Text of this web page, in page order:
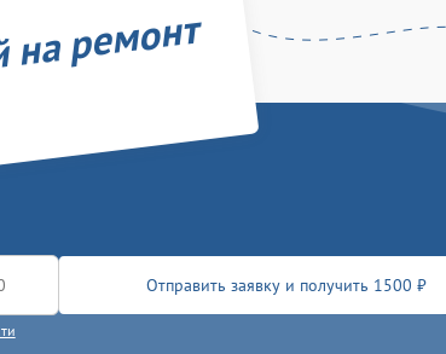
ремонт
Отправить заявку и получить 1500 ₽